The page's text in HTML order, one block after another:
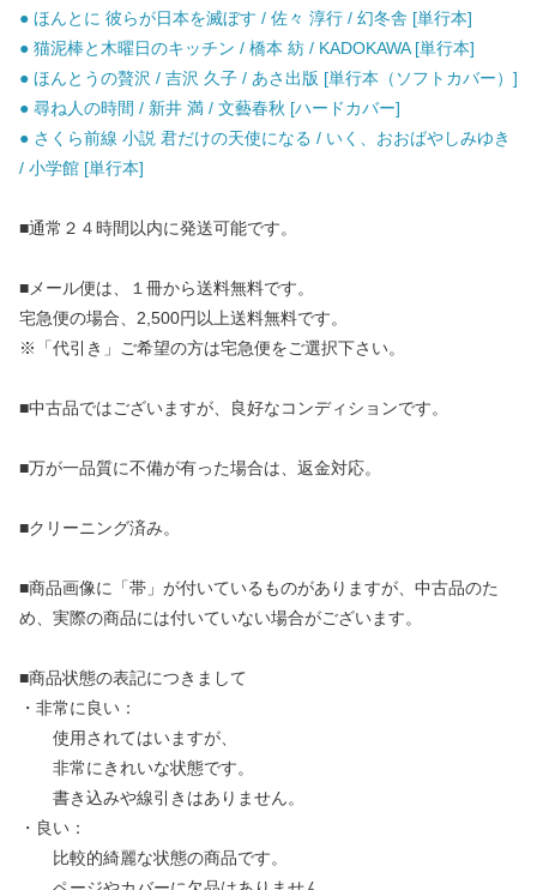
● ほんとに 彼らが日本を滅ぼす / 佐々 淳行 / 幻冬舎 [単行本]
● 猫泥棒と木曜日のキッチン / 橋本 紡 / KADOKAWA [単行本]
● ほんとうの贅沢 / 吉沢 久子 / あさ出版 [単行本（ソフトカバー）]
● 尋ね人の時間 / 新井 満 / 文藝春秋 [ハードカバー]
● さくら前線 小説 君だけの天使になる / いく、おおばやしみゆき
/ 小学館 [単行本]
■通常２４時間以内に発送可能です。
■メール便は、１冊から送料無料です。
宅急便の場合、2,500円以上送料無料です。
※「代引き」ご希望の方は宅急便をご選択下さい。
■中古品ではございますが、良好なコンディションです。
■万が一品質に不備が有った場合は、返金対応。
■クリーニング済み。
■商品画像に「帯」が付いているものがありますが、中古品のた
め、実際の商品には付いていない場合がございます。
■商品状態の表記につきまして
・非常に良い：
使用されてはいますが、
非常にきれいな状態です。
書き込みや線引きはありません。
・良い：
比較的綺麗な状態の商品です。